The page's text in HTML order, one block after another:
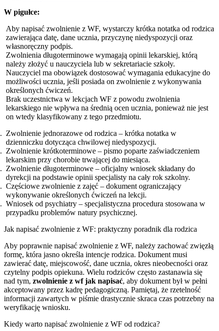
W pigułce:
Aby napisać zwolnienie z WF, wystarczy krótka notatka od rodzica
zawierająca datę, dane ucznia, przyczynę niedyspozycji oraz
własnoręczny podpis.
Zwolnienia długoterminowe wymagają opinii lekarskiej, którą
należy złożyć u nauczyciela lub w sekretariacie szkoły.
Nauczyciel ma obowiązek dostosować wymagania edukacyjne do
możliwości ucznia, jeśli posiada on zwolnienie z wykonywania
określonych ćwiczeń.
Brak uczestnictwa w lekcjach WF z powodu zwolnienia
lekarskiego nie wpływa na średnią ocen ucznia, ponieważ nie jest
on wtedy klasyfikowany z tego przedmiotu.
Zwolnienie jednorazowe od rodzica – krótka notatka w
dzienniczku dotycząca chwilowej niedyspozycji.
Zwolnienie krótkoterminowe – pismo poparte zaświadczeniem
lekarskim przy chorobie trwającej do miesiąca.
Zwolnienie długoterminowe – oficjalny wniosek składany do
dyrekcji na podstawie opinii specjalisty na cały rok szkolny.
Częściowe zwolnienie z zajęć – dokument ograniczający
wykonywanie określonych ćwiczeń na lekcji.
Wniosek od psychiatry – specjalistyczna procedura stosowana w
przypadku problemów natury psychicznej.
Jak napisać zwolnienie z WF: praktyczny poradnik dla rodzica
Aby poprawnie napisać zwolnienie z WF, należy zachować zwięzłą
formę, która jasno określa intencje rodzica. Dokument musi
zawierać datę, miejscowość, dane ucznia, okres nieobecności oraz
czytelny podpis opiekuna. Wielu rodziców często zastanawia się
nad tym, zwolnienie z wf jak napisać, aby dokument był w pełni
akceptowany przez kadrę pedagogiczną. Pamiętaj, że rzetelność
informacji zawartych w piśmie drastycznie skraca czas potrzebny na
weryfikację wniosku.
Kiedy warto napisać zwolnienie z WF od rodzica?